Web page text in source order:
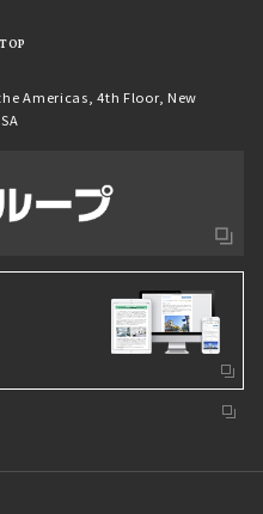
Americas, 4th Floor, New